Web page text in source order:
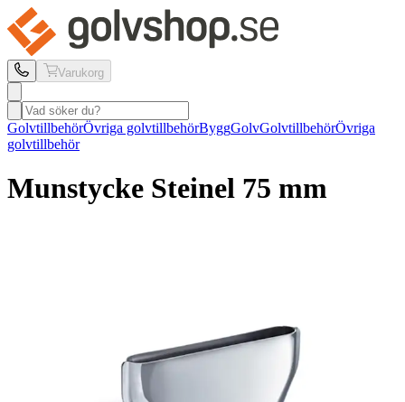
Varukorg
GolvtillbehörÖvriga golvtillbehörByggGolvGolvtillbehörÖvriga
golvtillbehör
Munstycke Steinel 75 mm